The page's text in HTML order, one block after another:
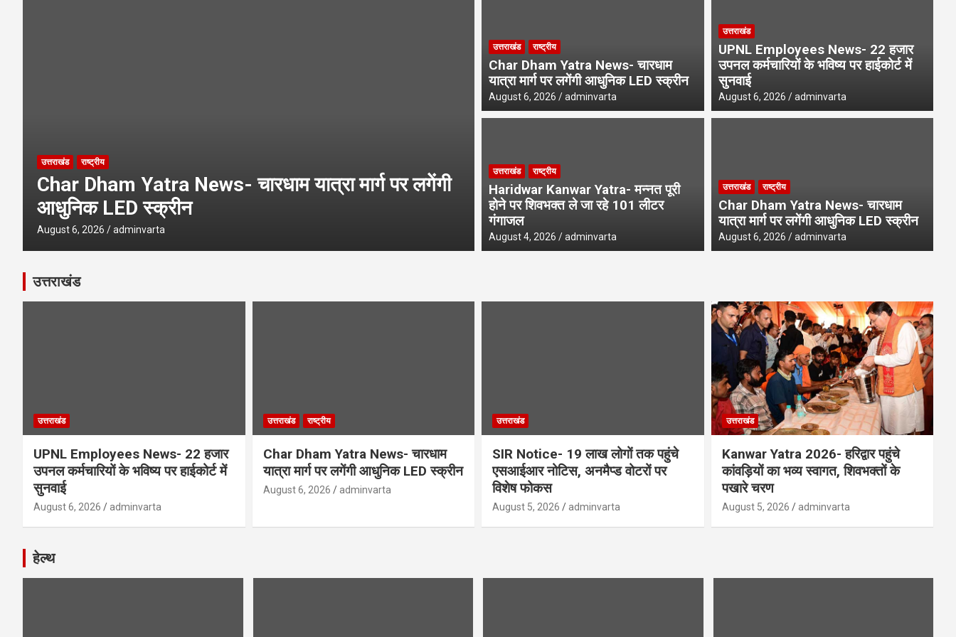
Haridwar Kanwar Yatra- मन्नत पूरी होने पर शिवभक्त ले जा रहे 101 लीटर गंगाजल
उत्तराखंड राष्ट्रीय
Char Dham Yatra News- चारधाम यात्रा मार्ग पर लगेंगी
आधुनिक LED स्क्रीन
August 6, 2026 adminvarta
उत्तराखंड
SIR Notice- 19 लाख लोगों तक पहुंचे एसआईआर नोटिस,
अनमैप्ड वोटरों पर विशेष फोकस
उत्तराखंड राष्ट्रीय
Char Dham Yatra News- चारधाम
यात्रा मार्ग पर लगेंगी आधुनिक LED स्क्रीन
August 6, 2026 adminvarta
उत्तराखंड राष्ट्रीय
Haridwar Kanwar Yatra- मन्नत पूरी
होने पर शिवभक्त ले जा रहे 101 लीटर
गंगाजल
August 4, 2026 adminvarta
उत्तराखंड
UPNL Employees News- 22 हजार
उपनल कर्मचारियों के भविष्य पर हाईकोर्ट में
सुनवाई
August 6, 2026 adminvarta
उत्तराखंड राष्ट्रीय
Char Dham Yatra News- चारधाम
यात्रा मार्ग पर लगेंगी आधुनिक LED स्क्रीन
August 6, 2026 adminvarta
उत्तराखंड
उत्तराखंड
UPNL Employees News- 22 हजार
उपनल कर्मचारियों के भविष्य पर हाईकोर्ट में
सुनवाई
August 6, 2026 adminvarta
उत्तराखंड राष्ट्रीय
Char Dham Yatra News- चारधाम
यात्रा मार्ग पर लगेंगी आधुनिक LED स्क्रीन
August 6, 2026 adminvarta
उत्तराखंड
SIR Notice- 19 लाख लोगों तक पहुंचे
एसआईआर नोटिस, अनमैप्ड वोटरों पर
विशेष फोकस
August 5, 2026 adminvarta
उत्तराखंड
Kanwar Yatra 2026- हरिद्वार पहुंचे
कांवड़ियों का भव्य स्वागत, शिवभक्तों के
पखारे चरण
August 5, 2026 adminvarta
हेल्थ